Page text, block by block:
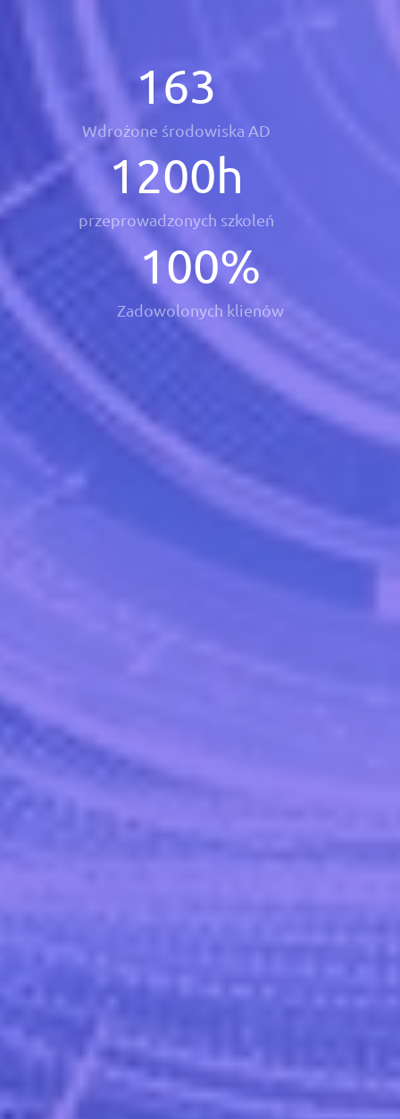
163
Wdrożone środowiska AD
1200h
przeprowadzonych szkoleń
100%
Zadowolonych klienów